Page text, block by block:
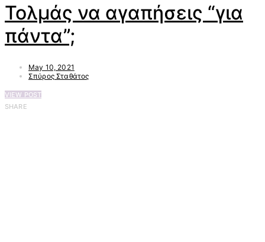
Τολμάς να αγαπήσεις “για
πάντα”;
May 10, 2021
Σπύρος Σταθάτος
VIEW POST
SHARE